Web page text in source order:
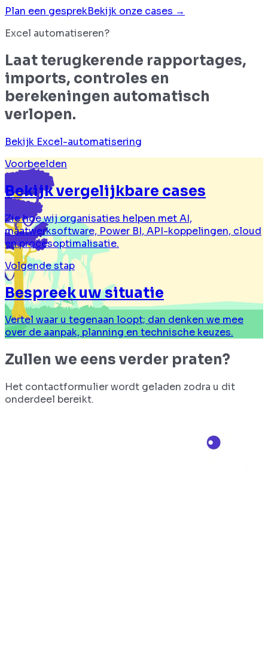
Plan een gesprekBekijk onze cases →
Excel automatiseren?
Laat terugkerende rapportages,
imports, controles en
berekeningen automatisch
verlopen.
Bekijk Excel-automatisering
Voorbeelden
Bekijk vergelijkbare cases
Zie hoe wij organisaties helpen met AI,
maatwerksoftware, Power BI, API-koppelingen, cloud
en procesoptimalisatie.
Volgende stap
Bespreek uw situatie
Vertel waar u tegenaan loopt; dan denken we mee
over de aanpak, planning en technische keuzes.
Zullen we eens verder praten?
Het contactformulier wordt geladen zodra u dit
onderdeel bereikt.